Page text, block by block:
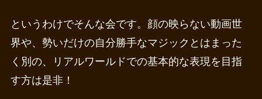
というわけでそんな会です。顔の映らない動画世
界や、勢いだけの自分勝手なマジックとはまった
く別の、リアルワールドでの基本的な表現を目指
す方は是非！